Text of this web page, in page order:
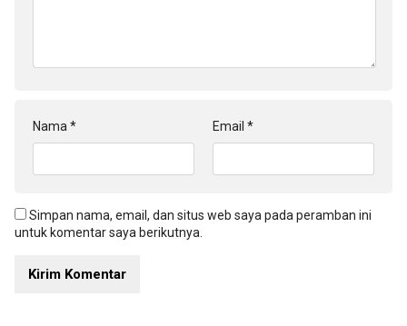
Nama * Email *
Simpan nama, email, dan situs web saya pada peramban ini
untuk komentar saya berikutnya.